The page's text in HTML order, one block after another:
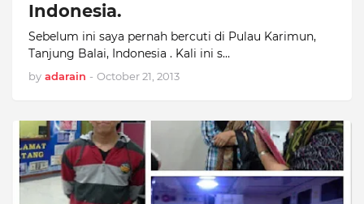
Indonesia.
Sebelum ini saya pernah bercuti di Pulau Karimun,
Tanjung Balai, Indonesia . Kali ini s…
by adarain - October 21, 2013